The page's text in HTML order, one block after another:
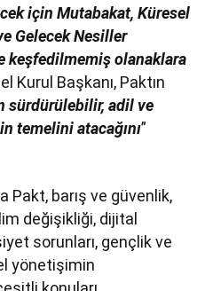
için Mutabakat, Küresel
Gelecek Nesiller
keşfedilmemiş olanaklara
Kurul Başkanı, Paktın
sürdürülebilir, adil ve
temelini atacağını”
Pakt, barış ve güvenlik,
değişikliği, dijital
sorunları, gençlik ve
yönetişimin